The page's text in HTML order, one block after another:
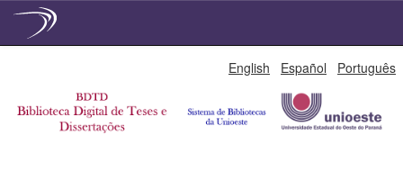
English Español Português